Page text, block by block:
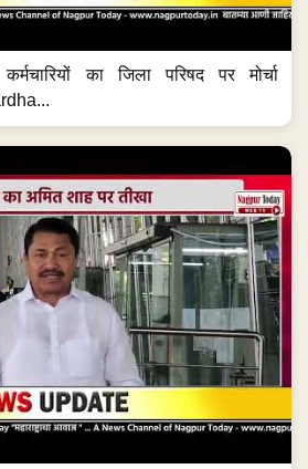
का जिला परिषद पर मोर्चा